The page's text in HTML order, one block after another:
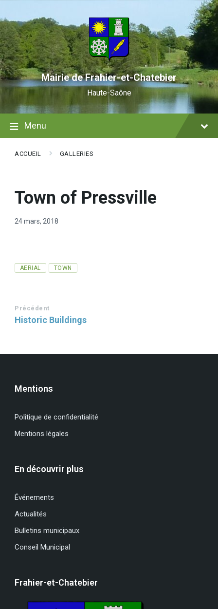
content
main
navigation
footer
Mairie de Frahier-et-Chatebier
Haute-Saône
Menu
ACCUEIL GALLERIES
Town of Pressville
24 mars, 2018
Tags
AERIAL TOWN
Précédent
Historic Buildings
Mentions
Politique de confidentialité
Mentions légales
En découvrir plus
Événements
Actualités
Bulletins municipaux
Conseil Municipal
Frahier-et-Chatebier